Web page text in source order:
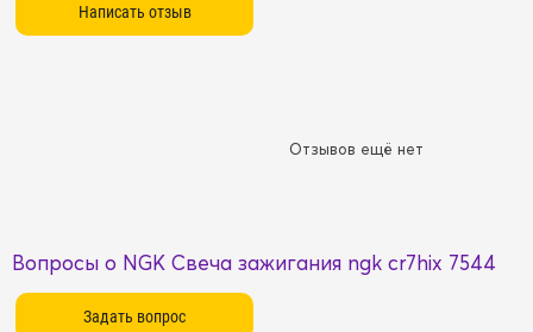
Отзывов ещё нет
Вопросы о NGK Свеча зажигания ngk cr7hix 7544